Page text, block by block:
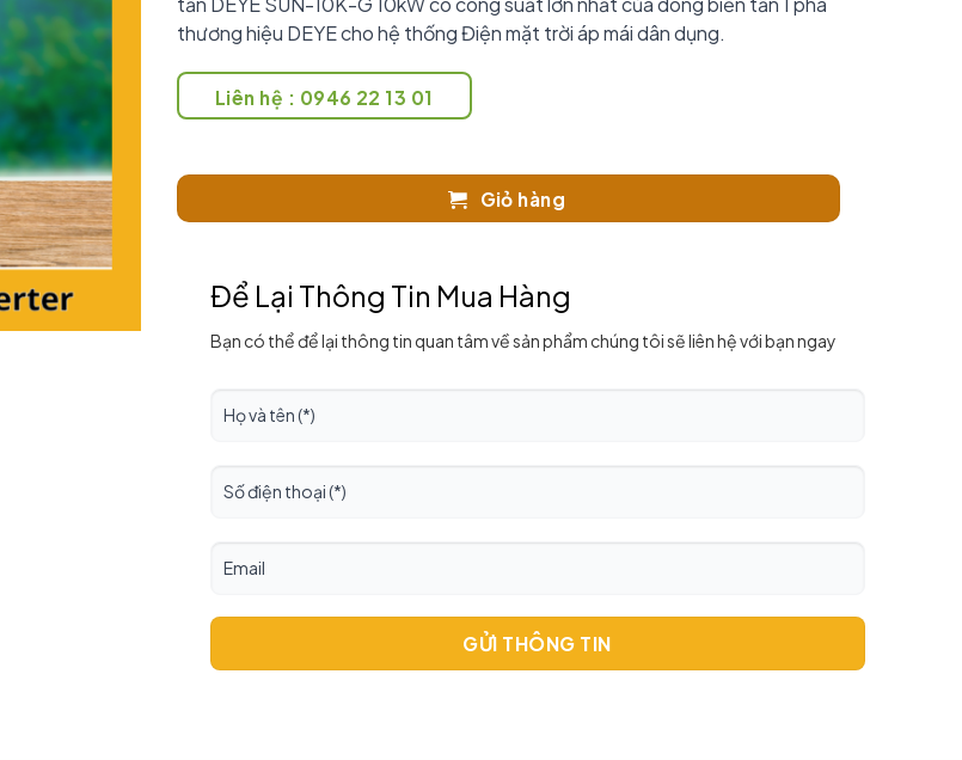
thương hiệu DEYE cho hệ thống Điện mặt trời áp mái dân dụng.
Liên hệ : 0946 22 13 01
Giỏ hàng
Để Lại Thông Tin Mua Hàng
Bạn có thể để lại thông tin quan tâm về sản phẩm chúng tôi sẽ liên hệ với bạn ngay
GỬI THÔNG TIN